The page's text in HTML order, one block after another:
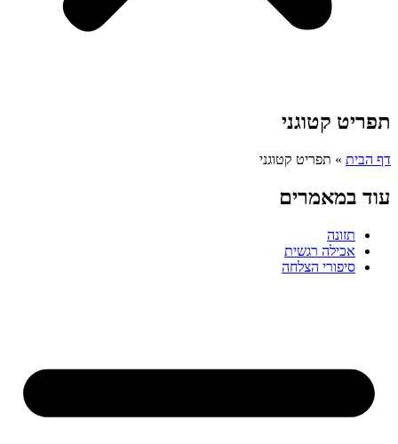
תפריט קטוגני
דף הבית » תפריט קטוגני
עוד במאמרים
תזונה
אכילה רגשית
סיפורי הצלחה